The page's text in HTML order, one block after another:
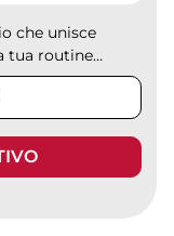
che unisce
tua routine...